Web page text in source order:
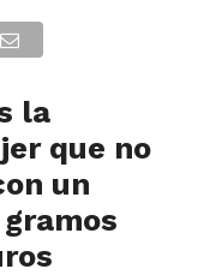
la
que no
un